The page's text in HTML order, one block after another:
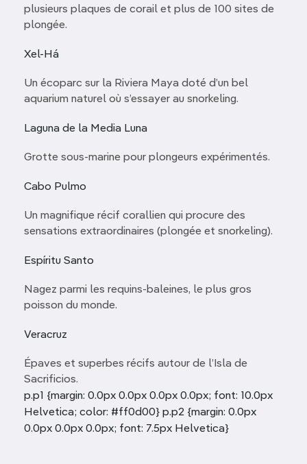
plusieurs plaques de corail et plus de 100 sites de
plongée.
Xel-Há
Un écoparc sur la Riviera Maya doté d’un bel
aquarium naturel où s’essayer au snorkeling.
Laguna de la Media Luna
Grotte sous-marine pour plongeurs expérimentés.
Cabo Pulmo
Un magnifique récif corallien qui procure des
sensations extraordinaires (plongée et snorkeling).
Espíritu Santo
Nagez parmi les requins-baleines, le plus gros
poisson du monde.
Veracruz
Épaves et superbes récifs autour de l’Isla de
Sacrificios.
p.p1 {margin: 0.0px 0.0px 0.0px 0.0px; font: 10.0px
Helvetica; color: #ff0d00} p.p2 {margin: 0.0px
0.0px 0.0px 0.0px; font: 7.5px Helvetica}